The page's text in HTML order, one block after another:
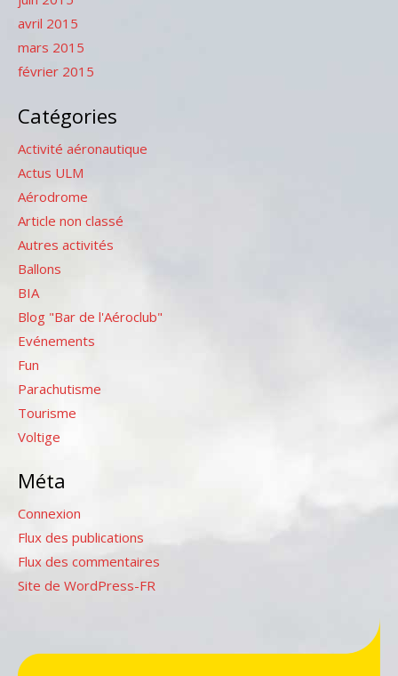
avril 2015
mars 2015
février 2015
Catégories
Activité aéronautique
Actus ULM
Aérodrome
Article non classé
Autres activités
Ballons
BIA
Blog "Bar de l'Aéroclub"
Evénements
Fun
Parachutisme
Tourisme
Voltige
Méta
Connexion
Flux des publications
Flux des commentaires
Site de WordPress-FR